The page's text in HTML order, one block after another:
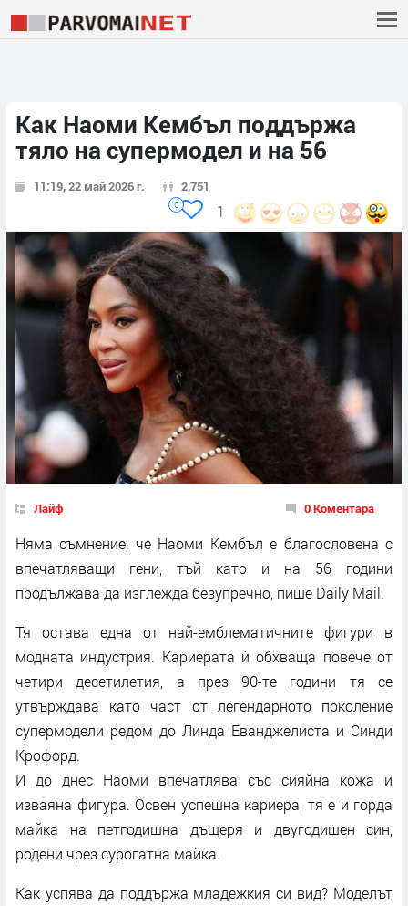
Как Наоми Кембъл поддържа
тяло на супермодел и на 56
11:19, 22 май 2026 г. 2,751
1
0
Лайф 0 Коментара
Няма съмнение, че Наоми Кембъл е благословена с
впечатляващи гени, тъй като и на 56 години
продължава да изглежда безупречно, пише Daily Mail.
Тя остава една от най-емблематичните фигури в
модната индустрия. Кариерата ѝ обхваща повече от
четири десетилетия, а през 90-те години тя се
утвърждава като част от легендарното поколение
супермодели редом до Линда Еванджелиста и Синди
Крофорд.
И до днес Наоми впечатлява със сияйна кожа и
изваяна фигура. Освен успешна кариера, тя е и горда
майка на петгодишна дъщеря и двугодишен син,
родени чрез сурогатна майка.
Как успява да поддържа младежкия си вид? Моделът